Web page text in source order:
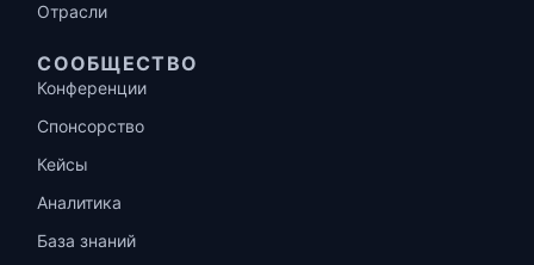
Отрасли
СООБЩЕСТВО
Конференции
Спонсорство
Кейсы
Аналитика
База знаний